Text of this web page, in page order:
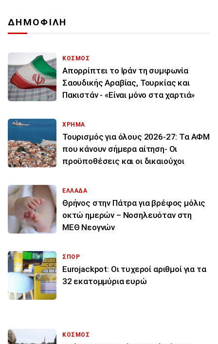
ΔΗΜΟΦΙΛΗ
ΚΟΣΜΟΣ
Απορρίπτει το Ιράν τη συμφωνία
Σαουδικής Αραβίας, Τουρκίας και
Πακιστάν - «Είναι μόνο στα χαρτιά»
ΧΡΗΜΑ
Τουρισμός για όλους 2026-27: Τα ΑΦΜ
που κάνουν σήμερα αίτηση- Οι
προϋποθέσεις και οι δικαιούχοι
ΕΛΛΑΔΑ
Θρήνος στην Πάτρα για βρέφος μόλις
οκτώ ημερών – Νοσηλευόταν στη
ΜΕΘ Νεογνών
ΣΠΟΡ
Eurojackpot: Οι τυχεροί αριθμοί για τα
32 εκατoμμύρια ευρώ
ΚΟΣΜΟΣ